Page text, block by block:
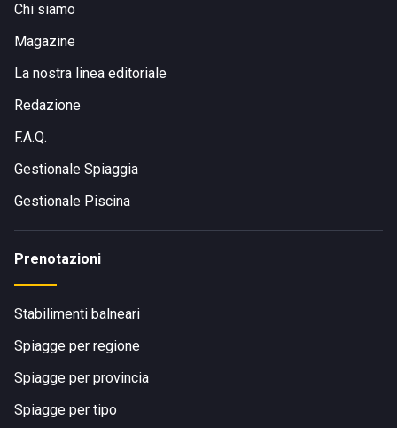
Chi siamo
Magazine
La nostra linea editoriale
Redazione
F.A.Q.
Gestionale Spiaggia
Gestionale Piscina
Prenotazioni
Stabilimenti balneari
Spiagge per regione
Spiagge per provincia
Spiagge per tipo